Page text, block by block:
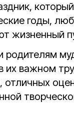
годы,
жизненный
родителям
их важном